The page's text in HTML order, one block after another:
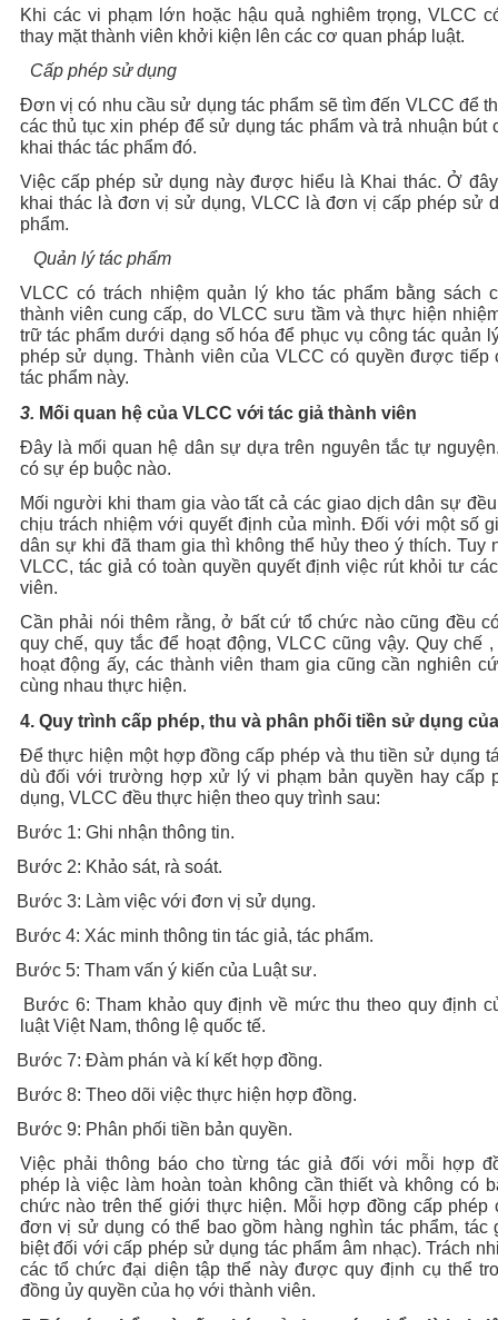
Khi các vi phạm lớn hoặc hậu quả nghiêm trọng, VLCC
thay mặt thành viên khởi kiện lên các cơ quan pháp luật.
Cấp phép sử dụng
Đơn vị có nhu cầu sử dụng tác phẩm sẽ tìm đến VLCC để
các thủ tục xin phép để sử dụng tác phẩm và trả nhuận bút
khai thác tác phẩm đó.
Việc cấp phép sử dụng này được hiểu là Khai thác. Ở
khai thác là đơn vị sử dụng, VLCC là đơn vị cấp phép sử
phẩm.
Quản lý tác phẩm
VLCC có trách nhiệm quản lý kho tác phẩm bằng sách
thành viên cung cấp, do VLCC sưu tầm và thực hiện
trữ tác phẩm dưới dạng số hóa để phục vụ công tác quản
phép sử dụng. Thành viên của VLCC có quyền được tiếp
tác phẩm này.
3. Mối quan hệ của VLCC với tác giả thành viên
Đây là mối quan hệ dân sự dựa trên nguyên tắc tự
có sự ép buộc nào.
Mối người khi tham gia vào tất cả các giao dịch dân sự
chịu trách nhiệm với quyết định của mình. Đối với một số
dân sự khi đã tham gia thì không thể hủy theo ý thích. Tuy
VLCC, tác giả có toàn quyền quyết định việc rút khỏi tư
viên.
Cần phải nói thêm rằng, ở bất cứ tổ chức nào cũng đều
quy chế, quy tắc để hoạt động, VLCC cũng vậy. Quy chế
hoạt động ấy, các thành viên tham gia cũng cần nghiên
cùng nhau thực hiện.
4. Quy trình cấp phép, thu và phân phối tiền sử dụng
Để thực hiện một hợp đồng cấp phép và thu tiền sử dụng
dù đối với trường hợp xử lý vi phạm bản quyền hay cấp
dụng, VLCC đều thực hiện theo quy trình sau:
Bước 1: Ghi nhận thông tin.
Bước 2: Khảo sát, rà soát.
Bước 3: Làm việc với đơn vị sử dụng.
4: Xác minh thông tin tác giả, tác phẩm.
5: Tham vấn ý kiến của Luật sư.
Bước 6: Tham khảo quy định về mức thu theo quy định
luật Việt Nam, thông lệ quốc tế.
Bước 7: Đàm phán và kí kết hợp đồng.
Bước 8: Theo dõi việc thực hiện hợp đồng.
Bước 9: Phân phối tiền bản quyền.
Việc phải thông báo cho từng tác giả đối với mỗi hợp
phép là việc làm hoàn toàn không cần thiết và không có
chức nào trên thế giới thực hiện. Mỗi hợp đồng cấp phép
đơn vị sử dụng có thể bao gồm hàng nghìn tác phẩm, tác
biệt đối với cấp phép sử dụng tác phẩm âm nhạc). Trách
các tổ chức đại diện tập thể này được quy định cụ thể
đồng ủy quyền của họ với thành viên.